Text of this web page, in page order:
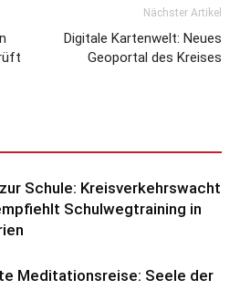
Nächster Artikel
Digitale Kartenwelt: Neues
Geoportal des Kreises
Schule: Kreisverkehrswacht
Schulwegtraining in
Meditationsreise: Seele der